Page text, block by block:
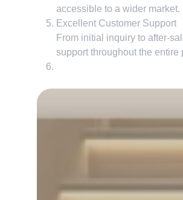
accessible to a wider market.
Excellent Customer Support
From initial inquiry to after-
support throughout the entire